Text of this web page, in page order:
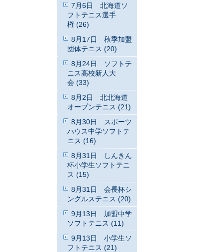
7月6日 北海道ソ
フトテニス選手
権 (26)
8月17日 秋季加盟
団体テニス (20)
8月24日 ソフトテ
ニス高校新人大
会 (33)
8月2日 北北海道
オープンテニス (21)
8月30日 スポーツ
ハウス中学ソフトテ
ニス (16)
8月31日 しんきん
杯小学生ソフトテニ
ス (15)
8月31日 会長杯シ
ングルステニス (20)
9月13日 加盟中学
ソフトテニス (11)
9月13日 小学生ソ
フトテニス (21)